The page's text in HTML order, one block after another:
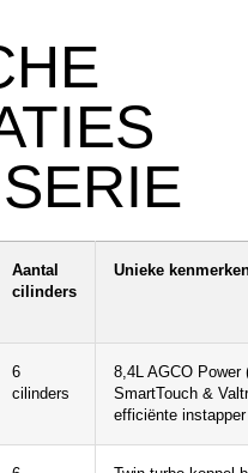
Aantal
cilinders
Unieke
6
cilinders
8,4L AGCO
SmartTouch &
efficiënte